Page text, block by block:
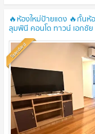
🔥ห้องใหม่ป้ายแดง 🔥กั้น
ลุมพินี คอนโด ทาวน์ เอกชั
Standard